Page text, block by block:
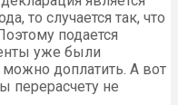
то случается так, что
подается
уже были
доплатить. А вот
перерасчету не